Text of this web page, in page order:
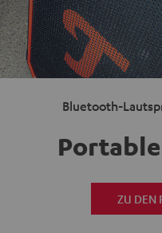
Bluetooth-
ZU DEN